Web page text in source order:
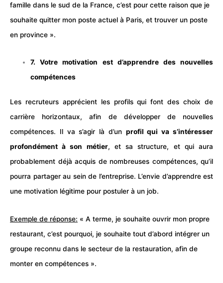
famille dans le sud de la France, c’est pour cette raison que je
souhaite quitter mon poste actuel à Paris, et trouver un poste
en province ».
7. Votre motivation est d’apprendre des nouvelles
compétences
Les recruteurs apprécient les profils qui font des choix de
carrière horizontaux, afin de développer de nouvelles
compétences. Il va s’agir là d’un profil qui va s’intéresser
profondément à son métier, et sa structure, et qui aura
probablement déjà acquis de nombreuses compétences, qu’il
pourra partager au sein de l’entreprise. L’envie d’apprendre est
une motivation légitime pour postuler à un job.
Exemple de réponse: « A terme, je souhaite ouvrir mon propre
restaurant, c’est pourquoi, je souhaite tout d’abord intégrer un
groupe reconnu dans le secteur de la restauration, afin de
monter en compétences ».